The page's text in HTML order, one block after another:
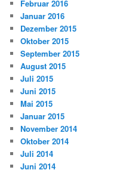
Februar 2016
Januar 2016
Dezember 2015
Oktober 2015
September 2015
August 2015
Juli 2015
Juni 2015
Mai 2015
Januar 2015
November 2014
Oktober 2014
Juli 2014
Juni 2014